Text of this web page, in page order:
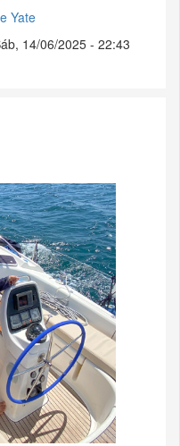
Yate
14/06/2025 - 22:43